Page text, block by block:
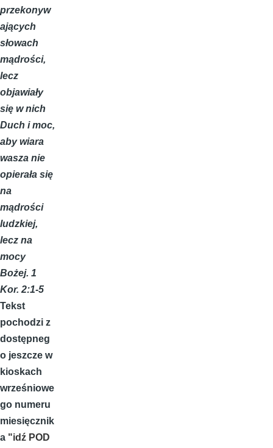
przekonyw
ających
słowach
mądrości,
lecz
objawiały
się w nich
Duch i moc,
aby wiara
wasza nie
opierała się
na
mądrości
ludzkiej,
lecz na
mocy
Bożej. 1
Kor. 2:1-5
Tekst
pochodzi z
dostępneg
o jeszcze w
kioskach
wrześniowe
go numeru
miesięcznik
a "idź POD